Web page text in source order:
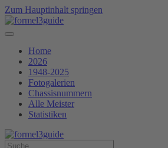
Zum Hauptinhalt springen
Home
2026
1948-2025
Fotogalerien
Chassisnummern
Alle Meister
Statistiken